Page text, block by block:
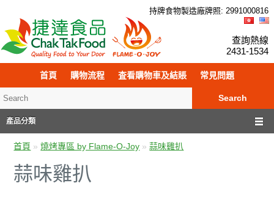
持牌食物製造廠牌照: 2991000816
查詢熱線
2431-1534
首頁 購物流程 査看購物車及結賬 常見問題
Search
產品分類
首頁 »燒烤專區 by Flame-O-Joy »蒜味雞扒
蒜味雞扒